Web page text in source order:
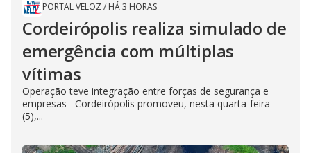
PORTAL VELOZ / HÁ 3 HORAS
Cordeirópolis realiza simulado de
emergência com múltiplas
vítimas
Operação teve integração entre forças de segurança e
empresas Cordeirópolis promoveu, nesta quarta-feira
(5),...